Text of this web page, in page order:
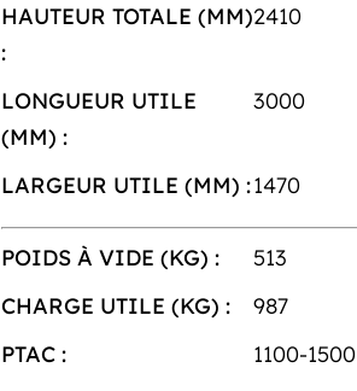
HAUTEUR TOTALE (MM)
:
2410
LONGUEUR UTILE
(MM) :
3000
LARGEUR UTILE (MM) :1470
POIDS À VIDE (KG) :
513
CHARGE UTILE (KG) :
987
PTAC :
1100-1500